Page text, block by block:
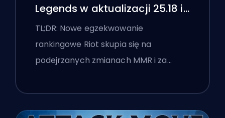
Legends w aktualizacji 25.18 i
flagi boostingu
TL;DR: Nowe egzekwowanie
rankingowe Riot skupia się na
podejrzanych zmianach MMR i za…